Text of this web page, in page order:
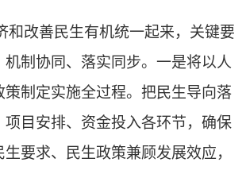
和改善民生有机统一起来，关键要
机制协同、落实同步。一是将以人
策制定实施全过程。把民生导向落
项目安排、资金投入各环节，确保
要求、民生政策兼顾发展效应，